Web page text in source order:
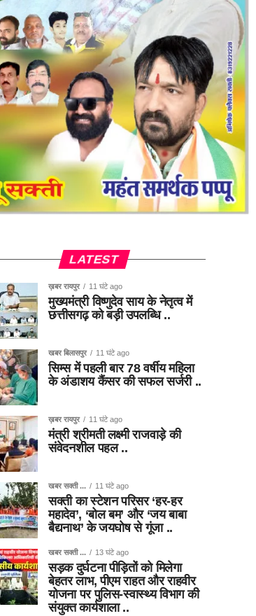
LATEST
ख़बर रायपुर 11 घंटे ago
मुख्यमंत्री विष्णुदेव साय के नेतृत्व में
छत्तीसगढ़ को बड़ी उपलब्धि ..
खबर बिलासपुर 11 घंटे ago
सिम्स में पहली बार 78 वर्षीय महिला
के अंडाशय कैंसर की सफल सर्जरी ..
ख़बर रायपुर 11 घंटे ago
मंत्री श्रीमती लक्ष्मी राजवाड़े की
संवेदनशील पहल ..
खबर सक्ती ... 11 घंटे ago
सक्ती का स्टेशन परिसर ‘हर-हर
महादेव’, ‘बोल बम’ और ‘जय बाबा
बैद्यनाथ’ के जयघोष से गूंजा ..
खबर सक्ती ... 13 घंटे ago
सड़क दुर्घटना पीड़ितों को मिलेगा
बेहतर लाभ, पीएम राहत और राहवीर
योजना पर पुलिस-स्वास्थ्य विभाग की
संयुक्त कार्यशाला ..